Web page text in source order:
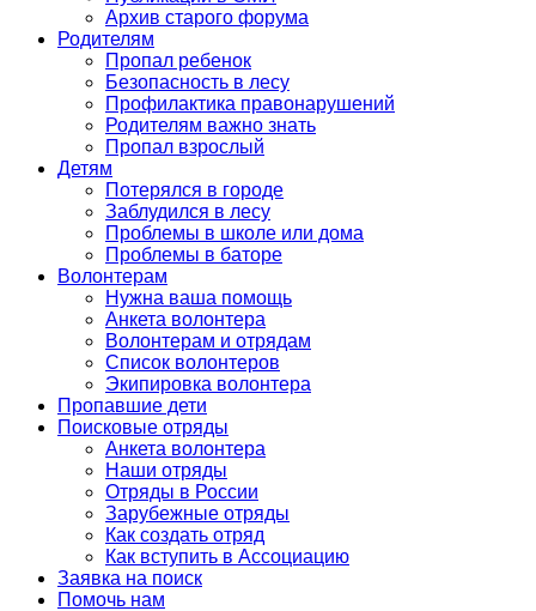
Архив старого форума
Родителям
Пропал ребенок
Безопасность в лесу
Профилактика правонарушений
Родителям важно знать
Пропал взрослый
Детям
Потерялся в городе
Заблудился в лесу
Проблемы в школе или дома
Проблемы в баторе
Волонтерам
Нужна ваша помощь
Анкета волонтера
Волонтерам и отрядам
Список волонтеров
Экипировка волонтера
Пропавшие дети
Поисковые отряды
Анкета волонтера
Наши отряды
Отряды в России
Зарубежные отряды
Как создать отряд
Как вступить в Ассоциацию
Заявка на поиск
Помочь нам